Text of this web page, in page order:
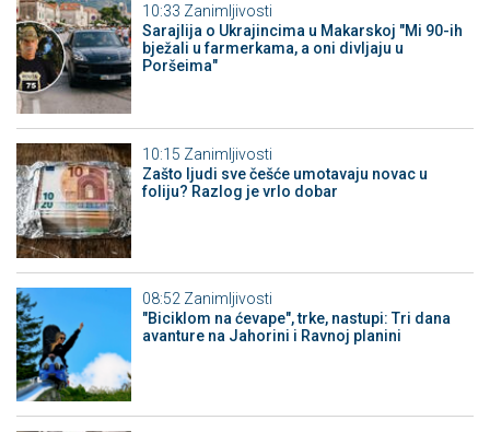
10:33 Zanimljivosti
Sarajlija o Ukrajincima u Makarskoj "Mi 90-ih
bježali u farmerkama, a oni divljaju u
Poršeima"
10:15 Zanimljivosti
Zašto ljudi sve češće umotavaju novac u
foliju? Razlog je vrlo dobar
08:52 Zanimljivosti
"Biciklom na ćevape", trke, nastupi: Tri dana
avanture na Jahorini i Ravnoj planini